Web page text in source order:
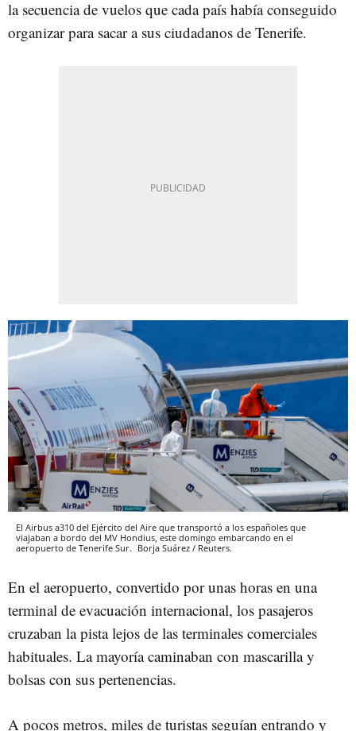
la secuencia de vuelos que cada país había conseguido
organizar para sacar a sus ciudadanos de Tenerife.
El Airbus a310 del Ejército del Aire que transportó a los españoles que
viajaban a bordo del MV Hondius, este domingo embarcando en el
aeropuerto de Tenerife Sur. Borja Suárez / Reuters.
En el aeropuerto, convertido por unas horas en una
terminal de evacuación internacional, los pasajeros
cruzaban la pista lejos de las terminales comerciales
habituales. La mayoría caminaban con mascarilla y
bolsas con sus pertenencias.
A pocos metros, miles de turistas seguían entrando y